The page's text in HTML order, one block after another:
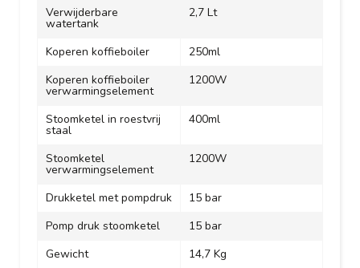
Verwijderbare
watertank
2,7 Lt
Koperen koffieboiler
250ml
Koperen koffieboiler
verwarmingselement
1200W
Stoomketel in roestvrij
staal
400ml
Stoomketel
verwarmingselement
1200W
Drukketel met pompdruk
15 bar
Pomp druk stoomketel
15 bar
Gewicht
14,7 Kg